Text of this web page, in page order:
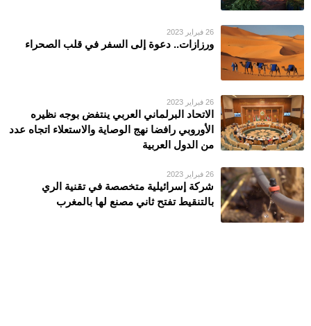
26 فبراير 2023
ورزازات.. دعوة إلى السفر في قلب الصحراء
26 فبراير 2023
الاتحاد البرلماني العربي ينتفض بوجه نظيره
الأوروبي رافضا نهج الوصاية والاستعلاء اتجاه عدد
من الدول العربية
26 فبراير 2023
شركة إسرائيلية متخصصة في تقنية الري
بالتنقيط تفتح ثاني مصنع لها بالمغرب